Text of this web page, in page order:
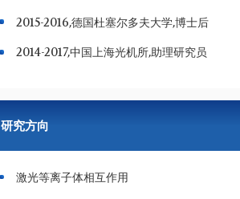
2015-2016,德国杜塞尔多夫大学,博士后
2014-2017,中国上海光机所,助理研究员
研究方向
激光等离子体相互作用